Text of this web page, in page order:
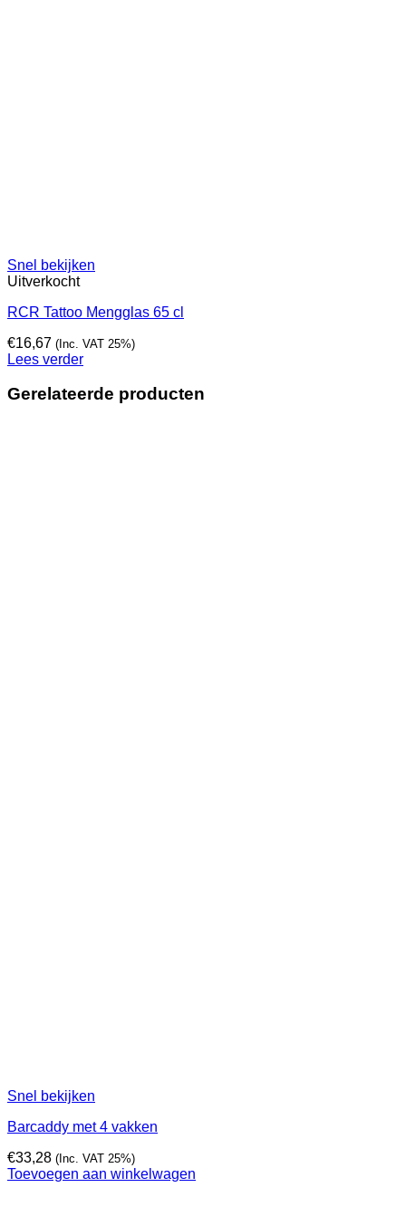
Snel bekijken
Uitverkocht
RCR Tattoo Mengglas 65 cl
€16,67 (Inc. VAT 25%)
Lees verder
Gerelateerde producten
Snel bekijken
Barcaddy met 4 vakken
€33,28 (Inc. VAT 25%)
Toevoegen aan winkelwagen